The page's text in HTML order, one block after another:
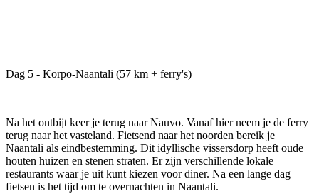
Dag 5 - Korpo-Naantali (57 km + ferry's)
Na het ontbijt keer je terug naar Nauvo. Vanaf hier neem je de ferry
terug naar het vasteland. Fietsend naar het noorden bereik je
Naantali als eindbestemming. Dit idyllische vissersdorp heeft oude
houten huizen en stenen straten. Er zijn verschillende lokale
restaurants waar je uit kunt kiezen voor diner. Na een lange dag
fietsen is het tijd om te overnachten in Naantali.